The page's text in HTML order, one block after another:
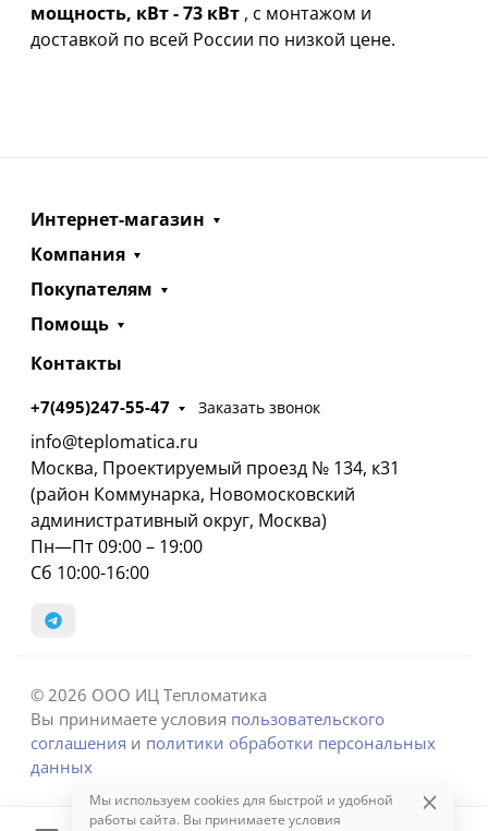
мощность, кВт - 73 кВт , с монтажом и
доставкой по всей России по низкой цене.
Интернет-магазин
Компания
Покупателям
Помощь
Контакты
+7(495)247-55-47 Заказать звонок
info@teplomatica.ru
Москва, Проектируемый проезд № 134, к31
(район Коммунарка, Новомосковский
административный округ, Москва)
Пн—Пт 09:00 – 19:00
Сб 10:00-16:00
© 2026 ООО ИЦ Тепломатика
Вы принимаете условия пользовательского
соглашения и политики обработки персональных
данных
Мы используем cookies для быстрой и удобной
работы сайта. Вы принимаете условия